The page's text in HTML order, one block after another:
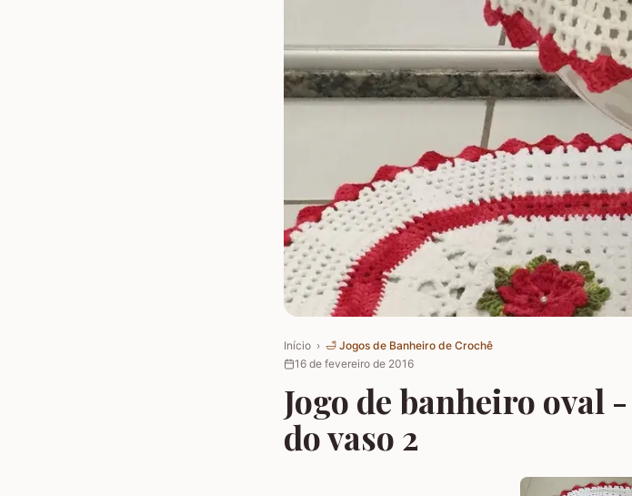
Início › 🛁 Jogos de Banheiro de Crochê
16 de fevereiro de 2016
Jogo de banheiro oval
do vaso 2